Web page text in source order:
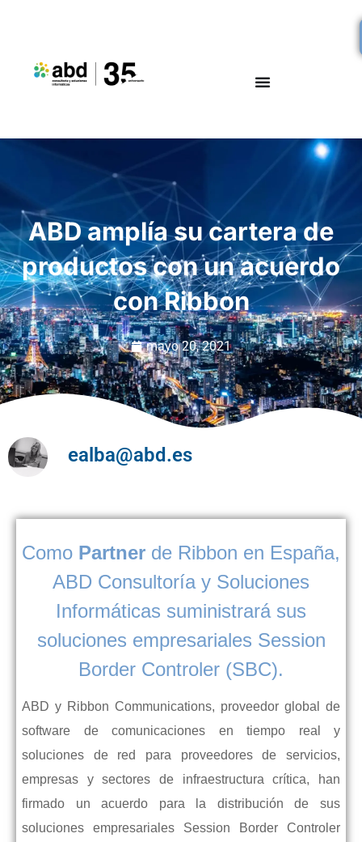
ABD amplía su cartera de
productos con un acuerdo
con Ribbon
mayo 20, 2021
ealba@abd.es
Como Partner de Ribbon en España,
ABD Consultoría y Soluciones
Informáticas suministrará sus
soluciones empresariales Session
Border Controler (SBC).
ABD y Ribbon Communications, proveedor global de
software de comunicaciones en tiempo real y
soluciones de red para proveedores de servicios,
empresas y sectores de infraestructura crítica, han
firmado un acuerdo para la distribución de sus
soluciones empresariales Session Border Controler